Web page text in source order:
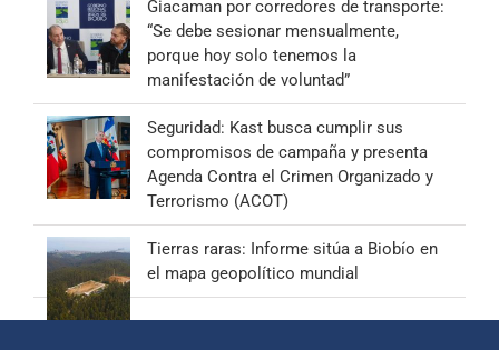
Giacaman por corredores de transporte:
“Se debe sesionar mensualmente,
porque hoy solo tenemos la
manifestación de voluntad”
Seguridad: Kast busca cumplir sus
compromisos de campaña y presenta
Agenda Contra el Crimen Organizado y
Terrorismo (ACOT)
Tierras raras: Informe sitúa a Biobío en
el mapa geopolítico mundial